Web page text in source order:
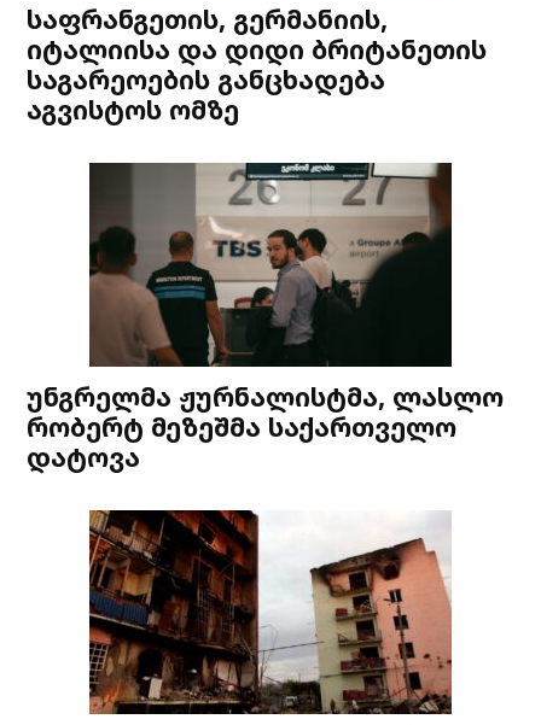
საფრანგეთის, გერმანიის,
იტალიისა და დიდი ბრიტანეთის
საგარეოების განცხადება
აგვისტოს ომზე
უნგრელმა ჟურნალისტმა, ლასლო
რობერტ მეზეშმა საქართველო
დატოვა